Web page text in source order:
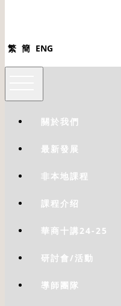
繁 簡 ENG
關於我們
最新發展
非本地課程
課程介绍
華商十講24-25
研討會/活動
導師團隊